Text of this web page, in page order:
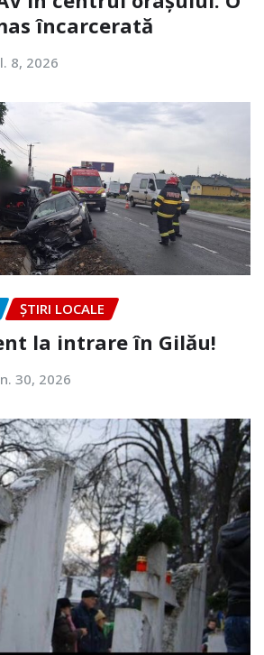
încarcerată
8, 2026
ȘTIRI LOCALE
la intrare în Gilău!
30, 2026